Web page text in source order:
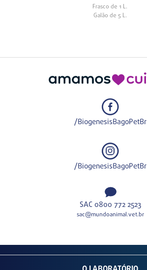
Frasco de 1 L.
Galão de 5 L.
/BiogenesisBagoPetBr
/BiogenesisBagoPetBr
SAC 0800 772 2523
sac@mundoanimal.vet.br